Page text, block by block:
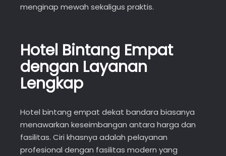
menginap mewah sekaligus praktis.
Hotel Bintang Empat
dengan Layanan
Lengkap
Hotel bintang empat dekat bandara biasanya
menawarkan keseimbangan antara harga dan
fasilitas. Ciri khasnya adalah pelayanan
profesional dengan fasilitas modern yang